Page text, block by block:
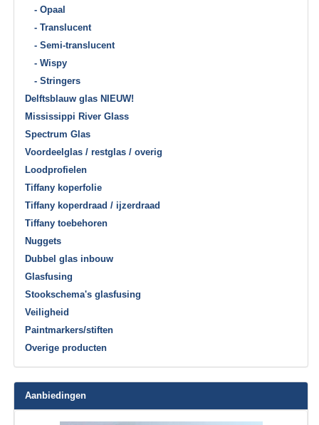
- Opaal
- Translucent
- Semi-translucent
- Wispy
- Stringers
Delftsblauw glas NIEUW!
Mississippi River Glass
Spectrum Glas
Voordeelglas / restglas / overig
Loodprofielen
Tiffany koperfolie
Tiffany koperdraad / ijzerdraad
Tiffany toebehoren
Nuggets
Dubbel glas inbouw
Glasfusing
Stookschema's glasfusing
Veiligheid
Paintmarkers/stiften
Overige producten
Aanbiedingen